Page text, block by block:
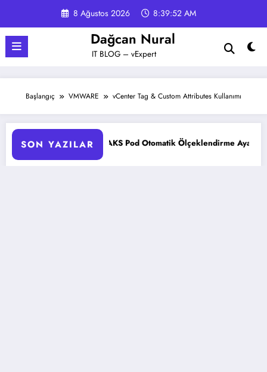
8 Ağustos 2026 8:39:53 AM
Dağcan Nural
IT BLOG – vExpert
Başlangıç VMWARE vCenter Tag & Custom Attributes Kullanımı
SON YAZILAR
AKS Pod Otomatik Ölçeklendirme Ayarları Rehberi